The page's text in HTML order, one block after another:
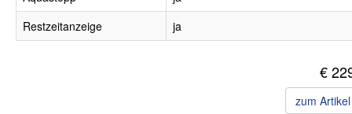
Restzeitanzeige
ja
€
zum